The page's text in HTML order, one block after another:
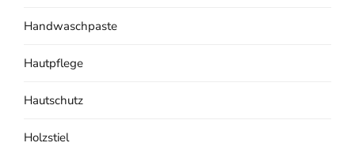
Handwaschpaste
Hautpflege
Hautschutz
Holzstiel